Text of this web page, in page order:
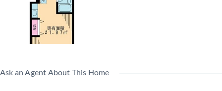
Ask an Agent About This Home